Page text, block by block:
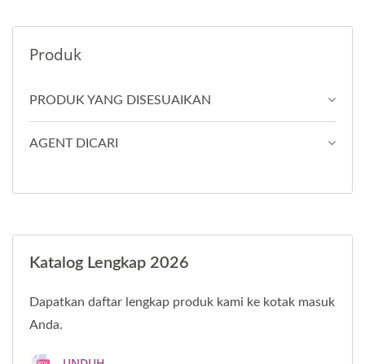
Produk
PRODUK YANG DISESUAIKAN
AGENT DICARI
Katalog Lengkap 2026
Dapatkan daftar lengkap produk kami ke kotak masuk
Anda.